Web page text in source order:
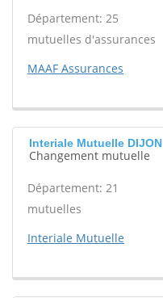
Département: 25
mutuelles d'assurances
MAAF Assurances
Interiale Mutuelle DIJON
Changement mutuelle
Département: 21
mutuelles
Interiale Mutuelle